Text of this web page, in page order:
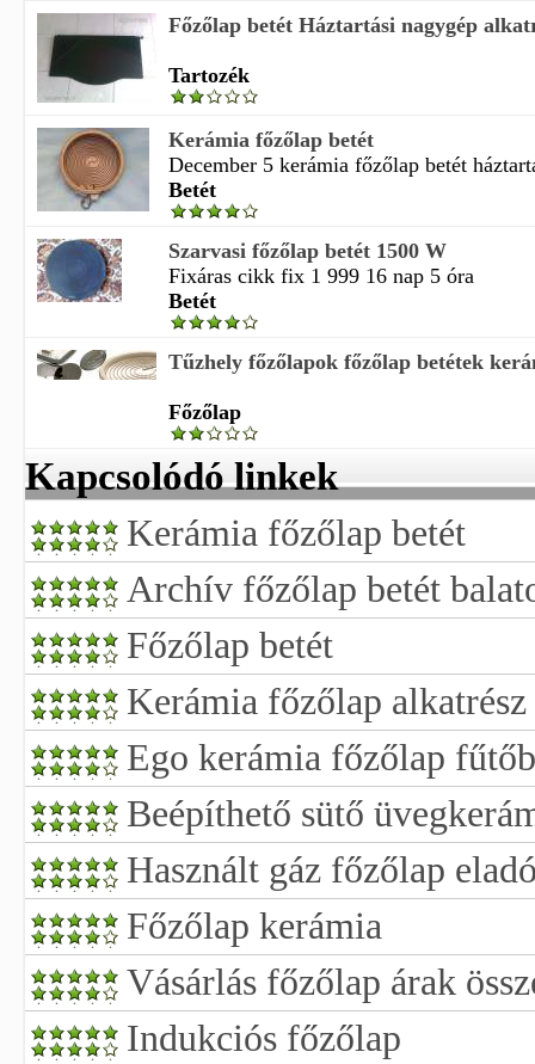
Főzőlap betét Háztartási nagygép
Tartozék
Kerámia főzőlap betét
December 5 kerámia főzőlap betét
Betét
Szarvasi főzőlap betét 1500 W
Fixáras cikk fix 1 999 16 nap 5 óra
Betét
Tűzhely főzőlapok főzőlap betétek
Főzőlap
Kapcsolódó linkek
Kerámia főzőlap betét
Archív főzőlap betét
Főzőlap betét
Kerámia főzőlap alkatrész
Ego kerámia főzőlap
Beépíthető sütő
Használt gáz főzőlap
Főzőlap kerámia
Vásárlás főzőlap árak
Indukciós főzőlap